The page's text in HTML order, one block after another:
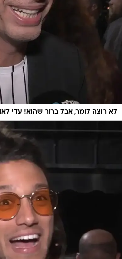
לא רוצה לומר, אבל ברור שהוא! עדי לאון